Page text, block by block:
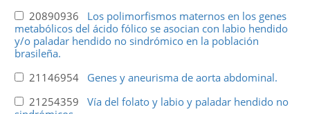
20890936 Los polimorfismos maternos en los genes
metabólicos del ácido fólico se asocian con labio hendido
y/o paladar hendido no sindrómico en la población
brasileña.
21146954 Genes y aneurisma de aorta abdominal.
21254359 Vía del folato y labio y paladar hendido no